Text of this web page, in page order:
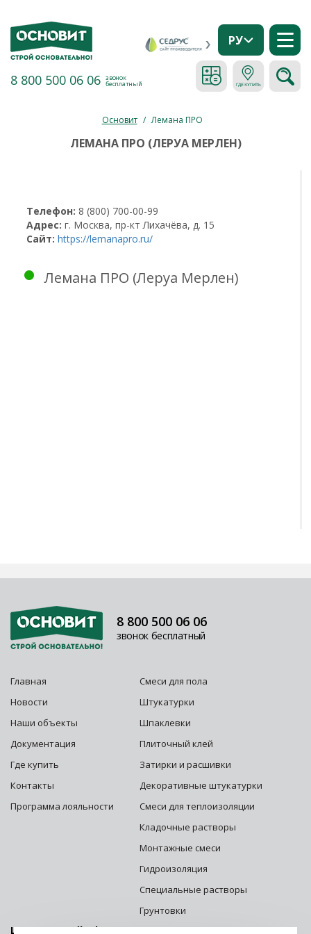
8 800 500 06 06 звонок
бесплатный
РУ
Основит / Лемана ПРО
ЛЕМАНА ПРО (ЛЕРУА МЕРЛЕН)
Телефон: 8 (800) 700-00-99
Адрес: г. Москва, пр-кт Лихачёва, д. 15
Сайт: https://lemanapro.ru/
Лемана ПРО (Леруа Мерлен)
Главная
Новости
Наши объекты
Документация
Где купить
Контакты
Программа лояльности
Смеси для пола
Штукатурки
Шпаклевки
Плиточный клей
Затирки и расшивки
Декоративные штукатурки
Смеси для теплоизоляции
Кладочные растворы
Монтажные смеси
Гидроизоляция
Специальные растворы
Грунтовки
8 800 500 06 06
звонок бесплатный
Центральный офис г. Москва: